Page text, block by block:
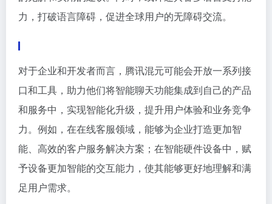
力，打破语言障碍，促进全球用户的无障碍交流。
对于企业和开发者而言，腾讯混元可能会开放一系列接
口和工具，助力他们将智能聊天功能集成到自己的产品
和服务中，实现智能化升级，提升用户体验和业务竞争
力。例如，在在线客服领域，能够为企业打造更加智
能、高效的客户服务解决方案；在智能硬件设备中，赋
予设备更加智能的交互能力，使其能够更好地理解和满
足用户需求。